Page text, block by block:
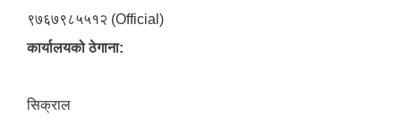
९७६७९८५५१२ (Official)
कार्यालयको ठेगाना:
सिक्राल